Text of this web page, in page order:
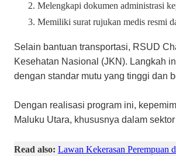
​Melengkapi dokumen administrasi
​Memiliki surat rujukan medis resmi
​Selain bantuan transportasi, RSUD
Kesehatan Nasional (JKN). Langkah
dengan standar mutu yang tinggi dan
​Dengan realisasi program ini,
Maluku Utara, khususnya dalam
Read also: Lawan Kekerasan